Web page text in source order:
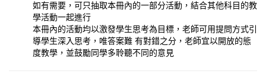
如有需要，可只抽取本冊內的一部分活動，結合其他科目的教
學活動一起進行
本冊內的活動均以激發學生思考為目標，老師可用提問方式引
導學生深入思考，唯答案難 有對錯之分，老師宜以開放的態
度教學，並鼓勵同學多聆聽不同的意見